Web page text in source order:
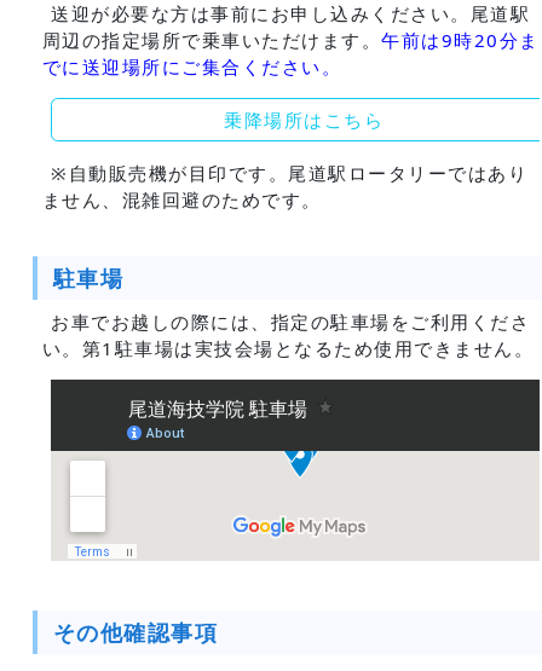
送迎が必要な方は事前にお申し込みください。尾道駅
周辺の指定場所で乗車いただけます。 午前は9時20分ま
でに送迎場所にご集合ください。
乗降場所はこちら
※自動販売機が目印です。尾道駅ロータリーではあり
ません、混雑回避のためです。
駐車場
お車でお越しの際には、指定の駐車場をご利用くださ
い。第1駐車場は実技会場となるため使用できません。
その他確認事項